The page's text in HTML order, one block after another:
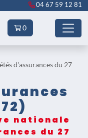
04 67 59 12 81
0
d'assurances du 27
nationale
du 27